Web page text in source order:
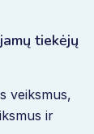
tiekėjų
veiksmus,
ir